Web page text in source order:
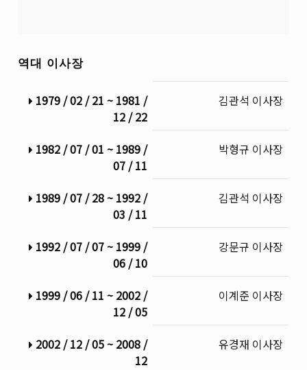
역대 이사장
1979 / 02 / 21 ~ 1981 /
12 / 22
김관석 이사장
1982 / 07 / 01 ~ 1989 /
07 / 11
박형규 이사장
1989 / 07 / 28 ~ 1992 /
03 / 11
김관석 이사장
1992 / 07 / 07 ~ 1999 /
06 / 10
강문규 이사장
1999 / 06 / 11 ~ 2002 /
12 / 05
이계준 이사장
2002 / 12 / 05 ~ 2008 /
12
유경재 이사장